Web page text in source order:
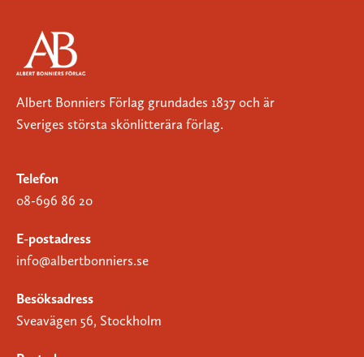
Albert Bonniers Förlag grundades 1837 och är
Sveriges största skönlitterära förlag.
Telefon
08-696 86 20
E-postadress
info@albertbonniers.se
Besöksadress
Sveavägen 56, Stockholm